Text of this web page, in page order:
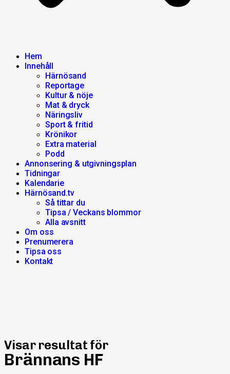
Hem
Innehåll
Härnösand
Reportage
Kultur & nöje
Mat & dryck
Näringsliv
Sport & fritid
Krönikor
Extra material
Podd
Annonsering & utgivningsplan
Tidningar
Kalendarie
Härnösand.tv
Så tittar du
Tipsa / Veckans blommor
Alla avsnitt
Om oss
Prenumerera
Tipsa oss
Kontakt
Visar resultat för
Brännans HF